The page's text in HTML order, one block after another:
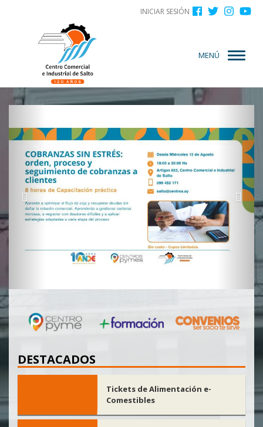
contenido
Menú
cuenta
usuario
INICIAR SESIÓN
MENÚ
DESTACADOS
Tickets de Alimentación e-
Comestibles